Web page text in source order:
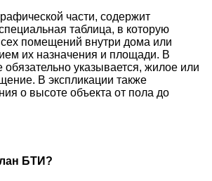
части, содержит
таблица, в которую
помещений внутри дома или
их назначения и площади. В
обязательно указывается, жилое или
В экспликации также
о высоте объекта от пола до
БТИ?